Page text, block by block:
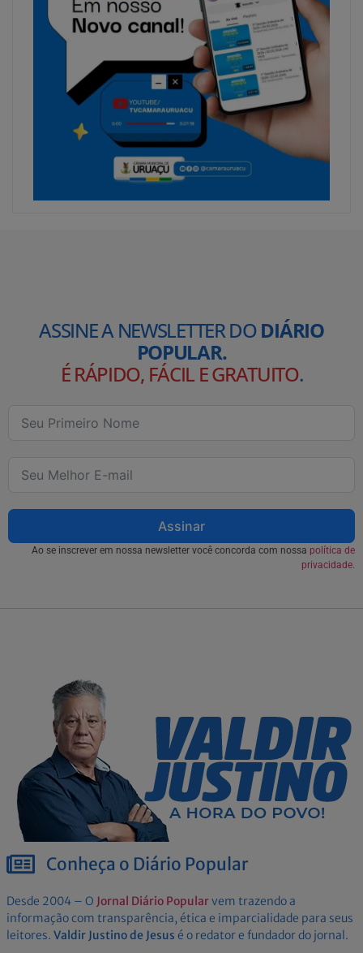
ASSINE A NEWSLETTER DODIÁRIO
POPULAR.
É RÁPIDO, FÁCIL E GRATUITO.
Assinar
Ao se inscrever em nossa newsletter você concorda com nossa política de
privacidade.
Conheça o Diário Popular
Desde 2004 – O Jornal Diário Popularvem trazendo a
informação com transparência, ética e imparcialidade para seus
leitores. Valdir Justino de Jesus é o redator e fundador do jornal.